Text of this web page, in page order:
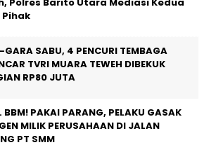
Pihak
SABU, 4 PENCURI TEMBAGA
TVRI MUARA TEWEH DIBEKUK
RP80 JUTA
BBM! PAKAI PARANG, PELAKU GASAK
MILIK PERUSAHAAN DI JALAN
PT SMM